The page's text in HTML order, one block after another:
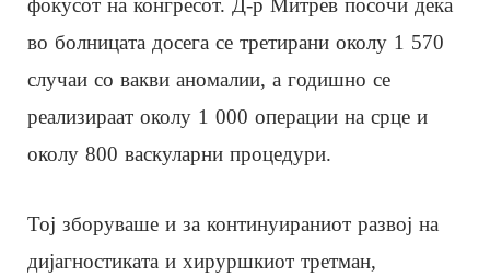
фокусот на конгресот. Д-р Митрев посочи дека
во болницата досега се третирани околу 1 570
случаи со вакви аномалии, а годишно се
реализираат околу 1 000 операции на срце и
околу 800 васкуларни процедури.
Тој зборуваше и за континуираниот развој на
дијагностиката и хируршкиот третман,